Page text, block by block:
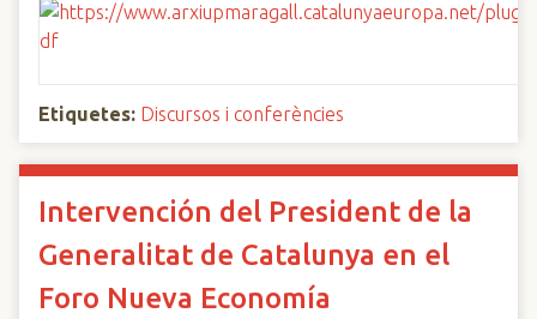
Etiquetes: Discursos i conferències
Intervención del President de la
Generalitat de Catalunya en el
Foro Nueva Economía